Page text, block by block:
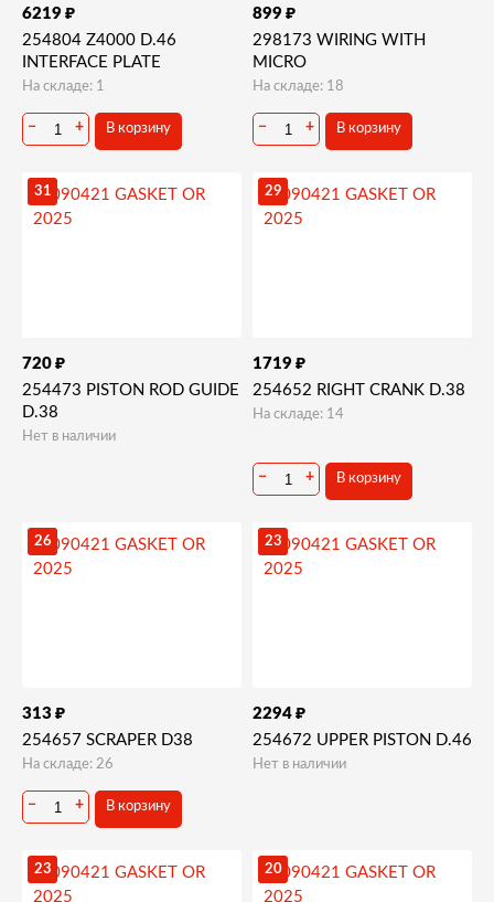
6219 ₽
254804 Z4000 D.46
INTERFACE PLATE
На складе: 1
− + В корзину
899 ₽
298173 WIRING WITH
MICRO
На складе: 18
− + В корзину
31
720 ₽
254473 PISTON ROD GUIDE
D.38
Нет в наличии
29
1719 ₽
254652 RIGHT CRANK D.38
На складе: 14
− + В корзину
26
313 ₽
254657 SCRAPER D38
На складе: 26
− + В корзину
23
2294 ₽
254672 UPPER PISTON D.46
Нет в наличии
23 20